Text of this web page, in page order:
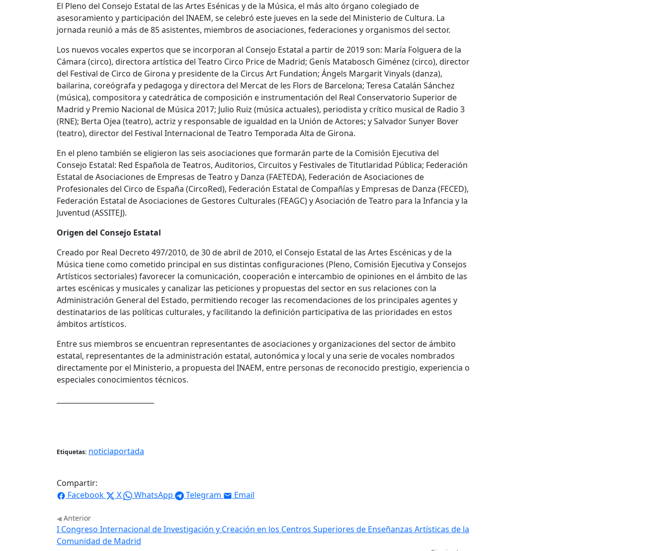
El Pleno del Consejo Estatal de las Artes Esénicas y de la Música, el más alto órgano colegiado de
asesoramiento y participación del INAEM, se celebró este jueves en la sede del Ministerio de Cultura. La
jornada reunió a más de 85 asistentes, miembros de asociaciones, federaciones y organismos del sector.
Los nuevos vocales expertos que se incorporan al Consejo Estatal a partir de 2019 son: María Folguera de la
Cámara (circo), directora artística del Teatro Circo Price de Madrid; Genís Matabosch Giménez (circo), director
del Festival de Circo de Girona y presidente de la Circus Art Fundation; Ángels Margarit Vinyals (danza),
bailarina, coreógrafa y pedagoga y directora del Mercat de les Flors de Barcelona; Teresa Catalán Sánchez
(música), compositora y catedrática de composición e instrumentación del Real Conservatorio Superior de
Madrid y Premio Nacional de Música 2017; Julio Ruiz (música actuales), periodista y crítico musical de Radio 3
(RNE); Berta Ojea (teatro), actriz y responsable de igualdad en la Unión de Actores; y Salvador Sunyer Bover
(teatro), director del Festival Internacional de Teatro Temporada Alta de Girona.
En el pleno también se eligieron las seis asociaciones que formarán parte de la Comisión Ejecutiva del
Consejo Estatal: Red Española de Teatros, Auditorios, Circuitos y Festivales de Titutlaridad Pública; Federación
Estatal de Asociaciones de Empresas de Teatro y Danza (FAETEDA), Federación de Asociaciones de
Profesionales del Circo de España (CircoRed), Federación Estatal de Compañías y Empresas de Danza (FECED),
Federación Estatal de Asociaciones de Gestores Culturales (FEAGC) y Asociación de Teatro para la Infancia y la
Juventud (ASSITEJ).
Origen del Consejo Estatal
Creado por Real Decreto 497/2010, de 30 de abril de 2010, el Consejo Estatal de las Artes Escénicas y de la
Música tiene como cometido principal en sus distintas configuraciones (Pleno, Comisión Ejecutiva y Consejos
Artísticos sectoriales) favorecer la comunicación, cooperación e intercambio de opiniones en el ámbito de las
artes escénicas y musicales y canalizar las peticiones y propuestas del sector en sus relaciones con la
Administración General del Estado, permitiendo recoger las recomendaciones de los principales agentes y
destinatarios de las políticas culturales, y facilitando la definición participativa de las prioridades en estos
ámbitos artísticos.
Entre sus miembros se encuentran representantes de asociaciones y organizaciones del sector de ámbito
estatal, representantes de la administración estatal, autonómica y local y una serie de vocales nombrados
directamente por el Ministerio, a propuesta del INAEM, entre personas de reconocido prestigio, experiencia o
especiales conocimientos técnicos.
Etiquetas: noticiaportada
Compartir:
Facebook
X WhatsApp Telegram Email
Anterior
I Congreso Internacional de Investigación y Creación en los Centros Superiores de Enseñanzas Artísticas de la
Comunidad de Madrid